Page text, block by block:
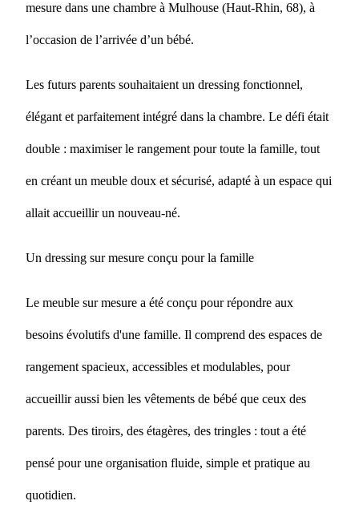
mesure dans une chambre à Mulhouse (Haut-Rhin, 68), à
l’occasion de l’arrivée d’un bébé.
Les futurs parents souhaitaient un dressing fonctionnel,
élégant et parfaitement intégré dans la chambre. Le défi était
double : maximiser le rangement pour toute la famille, tout
en créant un meuble doux et sécurisé, adapté à un espace qui
allait accueillir un nouveau-né.
Un dressing sur mesure conçu pour la famille
Le meuble sur mesure a été conçu pour répondre aux
besoins évolutifs d'une famille. Il comprend des espaces de
rangement spacieux, accessibles et modulables, pour
accueillir aussi bien les vêtements de bébé que ceux des
parents. Des tiroirs, des étagères, des tringles : tout a été
pensé pour une organisation fluide, simple et pratique au
quotidien.